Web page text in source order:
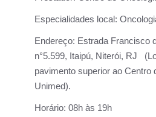
Especialidades local:
Endereço: Estrada Francisco
n°5.599, Itaipú, Niterói, RJ
pavimento superior ao Centro
Unimed).
Horário: 08h às 19h